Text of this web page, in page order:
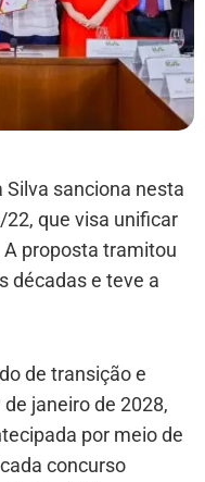
Silva sanciona nesta
22, que visa unificar
proposta tramitou
décadas e teve a
de transição e
janeiro de 2028,
por meio de
concurso